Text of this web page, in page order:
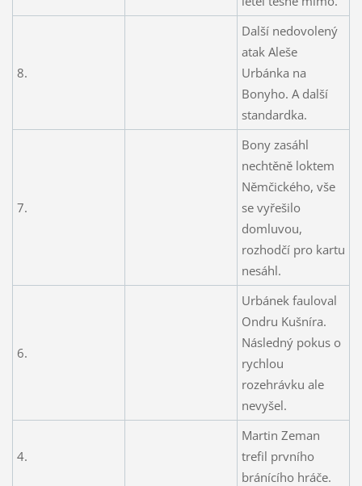
8.
Další nedovolený
atak Aleše
Urbánka na
Bonyho. A další
standardka.
7.
Bony zasáhl
nechtěně loktem
Němčického, vše
se vyřešilo
domluvou,
rozhodčí pro kartu
nesáhl.
6.
Urbánek fauloval
Ondru Kušníra.
Následný pokus o
rychlou
rozehrávku ale
nevyšel.
4.
Martin Zeman
trefil prvního
bránícího hráče.